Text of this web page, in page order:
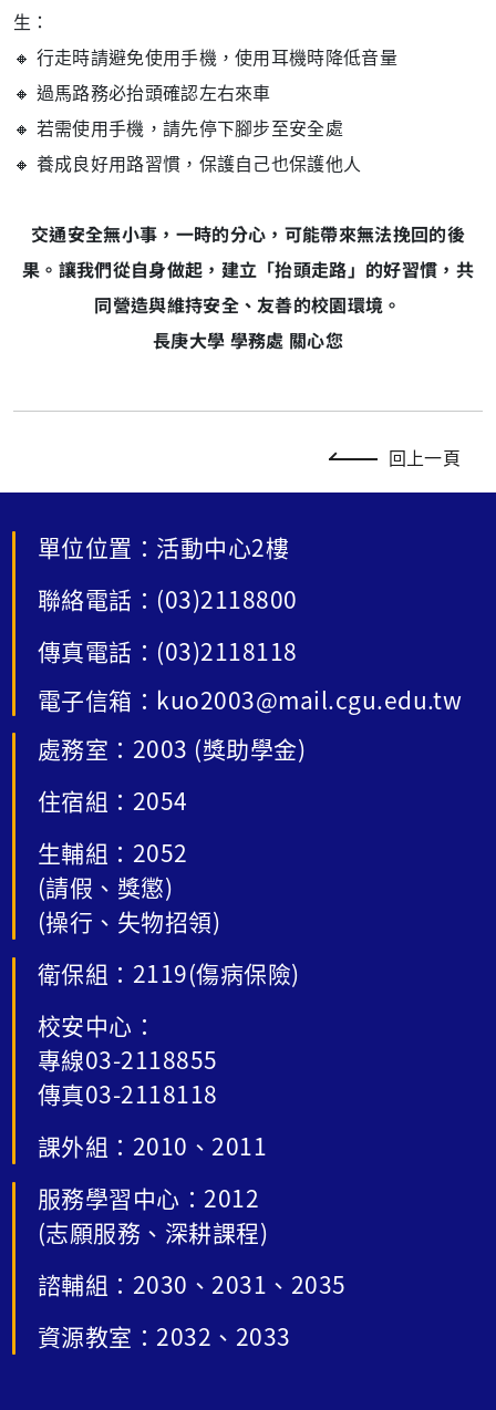
生：
🔸 行走時請避免使用手機，使用耳機時降低音量
🔸 過馬路務必抬頭確認左右來車
🔸 若需使用手機，請先停下腳步至安全處
🔸 養成良好用路習慣，保護自己也保護他人
交通安全無小事，一時的分心，可能帶來無法挽回的後
果。讓我們從自身做起，建立「抬頭走路」的好習慣，共
同營造與維持安全、友善的校園環境。
長庚大學 學務處 關心您
回上一頁
單位位置：活動中心2樓
聯絡電話：(03)2118800
傳真電話：(03)2118118
電子信箱：kuo2003@mail.cgu.edu.tw
處務室：2003 (獎助學金)
住宿組：2054
生輔組：2052
(請假、獎懲)
(操行、失物招領)
衛保組：2119(傷病保險)
校安中心：
專線03-2118855
傳真03-2118118
課外組：2010、2011
服務學習中心：2012
(志願服務、深耕課程)
諮輔組：2030、2031、2035
資源教室：2032、2033